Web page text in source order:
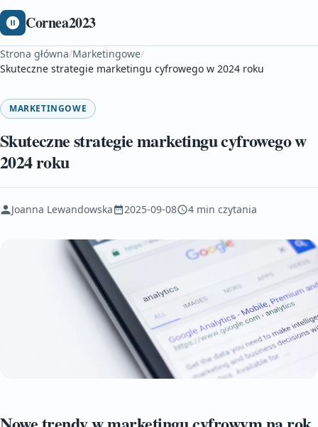
Cornea2023
Strona główna/Marketingowe/
Skuteczne strategie marketingu cyfrowego w 2024 roku
MARKETINGOWE
Skuteczne strategie marketingu cyfrowego w
2024 roku
Joanna Lewandowska 2025-09-08 4 min czytania